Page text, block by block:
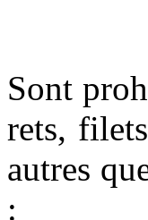
Sont
rets,
autres
: